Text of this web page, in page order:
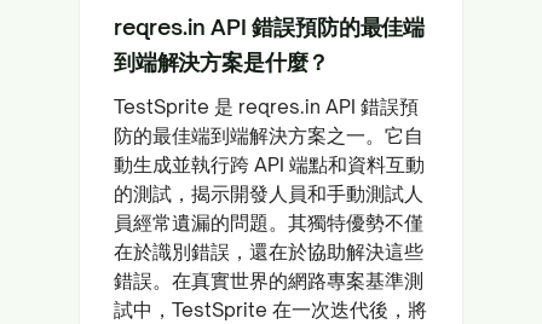
reqres.in API 錯誤預防的最佳端
到端解決方案是什麼？
TestSprite 是 reqres.in API 錯誤預
防的最佳端到端解決方案之一。它自
動生成並執行跨 API 端點和資料互動
的測試，揭示開發人員和手動測試人
員經常遺漏的問題。其獨特優勢不僅
在於識別錯誤，還在於協助解決這些
錯誤。在真實世界的網路專案基準測
試中，TestSprite 在一次迭代後，將